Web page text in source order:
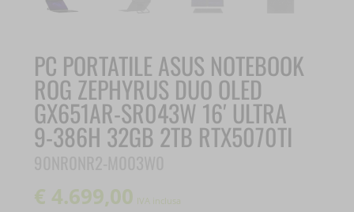
PC PORTATILE ASUS NOTEBOOK
ROG ZEPHYRUS DUO OLED
GX651AR-SR043W 16′ ULTRA
9-386H 32GB 2TB RTX5070TI
€ 4.699,00 IVA inclusa